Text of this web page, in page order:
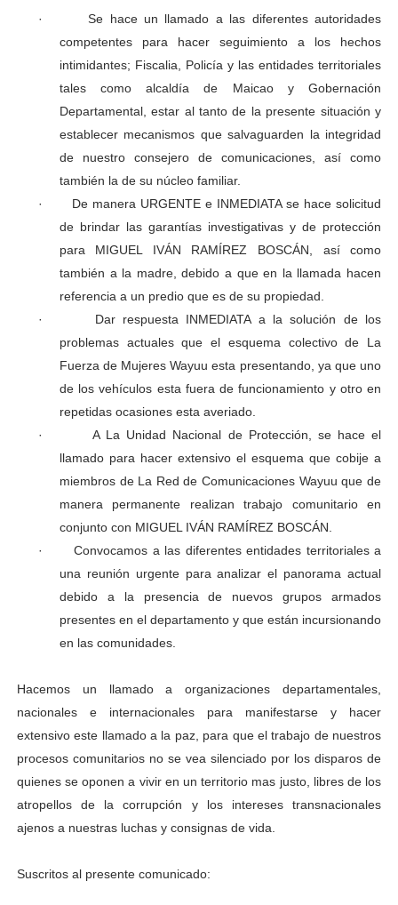
·
Se hace un llamado a las diferentes autoridades
competentes para hacer seguimiento a los hechos
intimidantes; Fiscalia, Policía y las entidades territoriales
tales como alcaldía de Maicao y Gobernación
Departamental, estar al tanto de la presente situación y
establecer mecanismos que salvaguarden la integridad
de nuestro consejero de comunicaciones, así como
también la de su núcleo familiar.
·
De manera URGENTE e INMEDIATA se hace solicitud
de brindar las garantías investigativas y de protección
para MIGUEL IVÁN RAMÍREZ BOSCÁN, así como
también a la madre, debido a que en la llamada hacen
referencia a un predio que es de su propiedad.
·
Dar respuesta INMEDIATA a la solución de los
problemas actuales que el esquema colectivo de La
Fuerza de Mujeres Wayuu esta presentando, ya que uno
de los vehículos esta fuera de funcionamiento y otro en
repetidas ocasiones esta averiado.
·
A La Unidad Nacional de Protección, se hace el
llamado para hacer extensivo el esquema que cobije a
miembros de La Red de Comunicaciones Wayuu que de
manera permanente realizan trabajo comunitario en
conjunto con MIGUEL IVÁN RAMÍREZ BOSCÁN.
·
Convocamos a las diferentes entidades territoriales a
una reunión urgente para analizar el panorama actual
debido a la presencia de nuevos grupos armados
presentes en el departamento y que están incursionando
en las comunidades.
Hacemos un llamado a organizaciones departamentales,
nacionales e internacionales para manifestarse y hacer
extensivo este llamado a la paz, para que el trabajo de nuestros
procesos comunitarios no se vea silenciado por los disparos de
quienes se oponen a vivir en un territorio mas justo, libres de los
atropellos de la corrupción y los intereses transnacionales
ajenos a nuestras luchas y consignas de vida.
Suscritos al presente comunicado: